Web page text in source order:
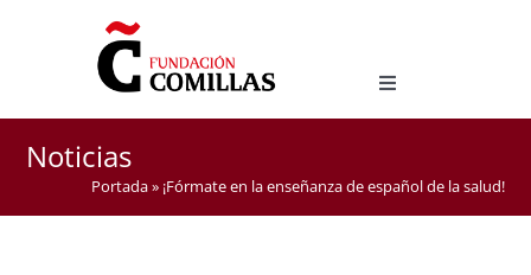
Toggle
Navigation
MASTER D’ENSEIGNEMENT DE L’ESPAGNOL COMME
LANGUE ÉTRANGÈRE
Noticias
Portada» ¡Fórmate en la enseñanza de español de la salud!